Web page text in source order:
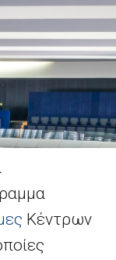
Κέντρων